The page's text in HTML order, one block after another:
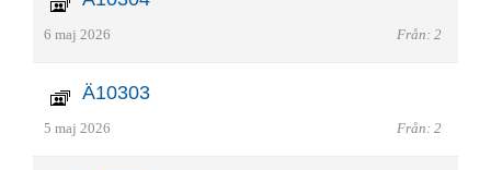
6 maj 2026 Från: 2
Ä10303
5 maj 2026 Från: 2